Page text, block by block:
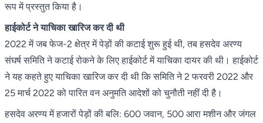
रूप में प्रस्तुत किया है।
हाईकोर्ट ने याचिका खारिज कर दी थी
2022 में जब फेज-2 क्षेत्र में पेड़ों की कटाई शुरू हुई थी, तब हसदेव अरण्य
संघर्ष समिति ने कटाई रोकने के लिए हाईकोर्ट में याचिका दायर की थी। हाईकोर्ट
ने यह कहते हुए याचिका खारिज कर दी थी कि समिति ने 2 फरवरी 2022 और
25 मार्च 2022 को पारित वन अनुमति आदेशों को चुनौती नहीं दी है।
हसदेव अरण्य में हजारों पेड़ों की बलि: 600 जवान, 500 आरा मशीन और जंगल